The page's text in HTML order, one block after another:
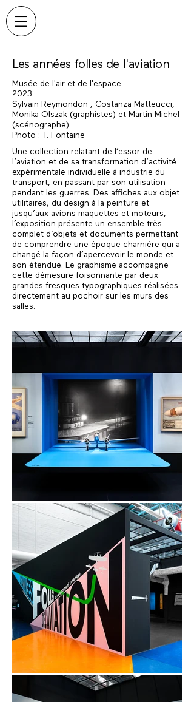
Les années folles de l'aviation
Musée de l'air et de l'espace
2023
Sylvain Reymondon , Costanza Matteucci,
Monika Olszak (graphistes) et Martin Michel
(scénographe)
Photo : T. Fontaine
Une collection relatant de l’essor de
l’aviation et de sa transformation d’activité
expérimentale individuelle à industrie du
transport, en passant par son utilisation
pendant les guerres. Des affiches aux objet
utilitaires, du design à la peinture et
jusqu’aux avions maquettes et moteurs,
l’exposition présente un ensemble très
complet d’objets et documents permettant
de comprendre une époque charnière qui a
changé la façon d’apercevoir le monde et
son étendue. Le graphisme accompagne
cette démesure foisonnante par deux
grandes fresques typographiques réalisées
directement au pochoir sur les murs des
salles.